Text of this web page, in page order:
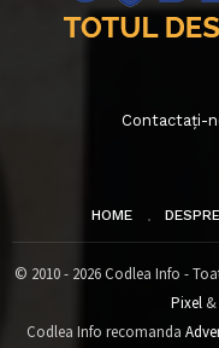
Contactați-
HOME
© 2010 - 2026 Codlea Info -
Pixel&
Codlea Info recomanda